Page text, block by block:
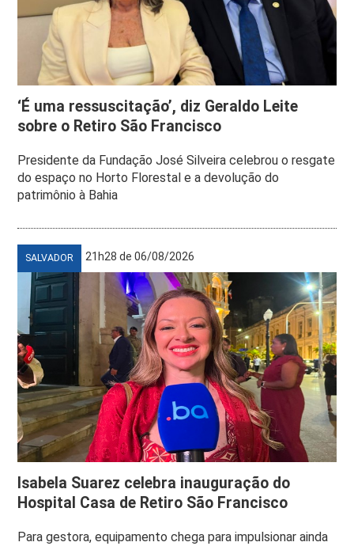
‘É uma ressuscitação’, diz Geraldo Leite
sobre o Retiro São Francisco
Presidente da Fundação José Silveira celebrou o resgate
do espaço no Horto Florestal e a devolução do
patrimônio à Bahia
SALVADOR 21h28 de 06/08/2026
Isabela Suarez celebra inauguração do
Hospital Casa de Retiro São Francisco
Para gestora, equipamento chega para impulsionar ainda